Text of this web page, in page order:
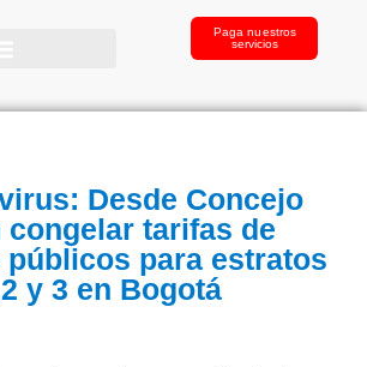
Paga nuestros
servicios
Desde Concejo
congelar tarifas de
para estratos
y 3 en Bogotá